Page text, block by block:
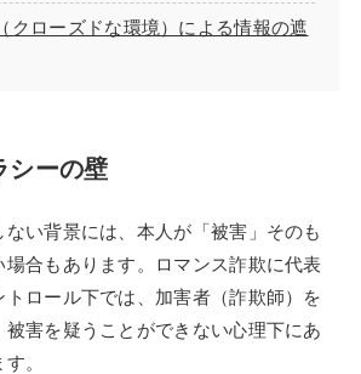
クローズドな環境）による情報の遮
シーの壁
い背景には、本人が「被害」そのも
合もあります。ロマンス詐欺に代表
トロール下では、加害者（詐欺師）を
害を疑うことができない心理下にあ
。